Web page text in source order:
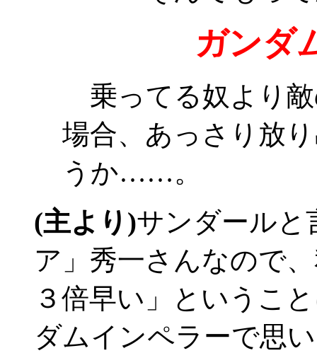
ガンダ
乗ってる奴より
場合、あっさり放
うか……。
(主より)サンダールと
ア」秀一さんなので
３倍早い」というこ
ダムインペラーで思